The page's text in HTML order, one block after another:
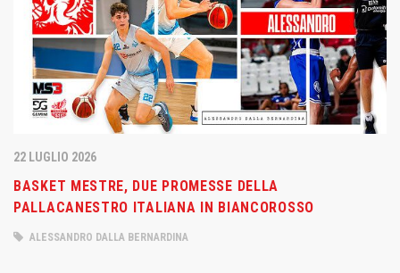
22 LUGLIO 2026
BASKET MESTRE, DUE PROMESSE DELLA
PALLACANESTRO ITALIANA IN BIANCOROSSO
ALESSANDRO DALLA BERNARDINA